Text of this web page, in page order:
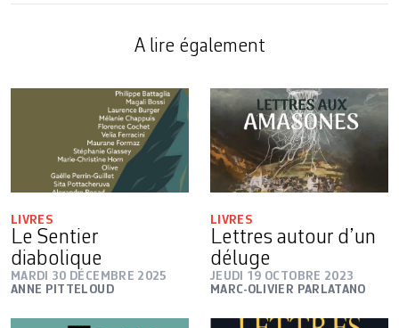
A lire également
LIVRES
Le Sentier
diabolique
MARDI 30 DÉCEMBRE 2025
ANNE PITTELOUD
LIVRES
Lettres autour d’un
déluge
JEUDI 19 OCTOBRE 2023
MARC-OLIVIER PARLATANO